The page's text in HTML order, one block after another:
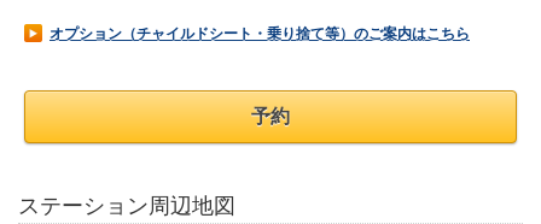
オプション（チャイルドシート・乗り捨て等）のご案内はこちら
予約
ステーション周辺地図